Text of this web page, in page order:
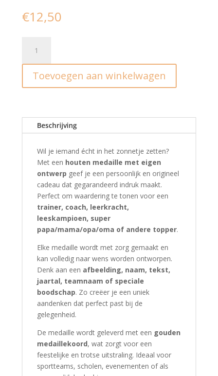
€12,50
medaille
I
uniek
ontwerp
aantal
Toevoegen aan winkelwagen
Beschrijving
Wil je iemand écht in het zonnetje zetten?
Met een houten medaille met eigen
ontwerp geef je een persoonlijk en origineel
cadeau dat gegarandeerd indruk maakt.
Perfect om waardering te tonen voor een
trainer, coach, leerkracht,
leeskampioen, super
papa/mama/opa/oma of andere topper.
Elke medaille wordt met zorg gemaakt en
kan volledig naar wens worden ontworpen.
Denk aan een afbeelding, naam, tekst,
jaartal, teamnaam of speciale
boodschap. Zo creëer je een uniek
aandenken dat perfect past bij de
gelegenheid.
De medaille wordt geleverd met een gouden
medaillekoord, wat zorgt voor een
feestelijke en trotse uitstraling. Ideaal voor
sportteams, scholen, evenementen of als